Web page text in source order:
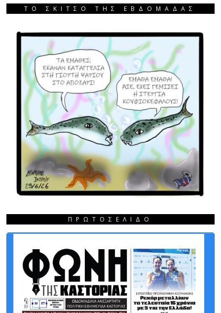
ΤΟ ΣΚΙΤΣΟ ΤΗΣ ΕΒΔΟΜΑΔΑΣ
ΠΡΩΤΟΣΈΛΙΔΟ